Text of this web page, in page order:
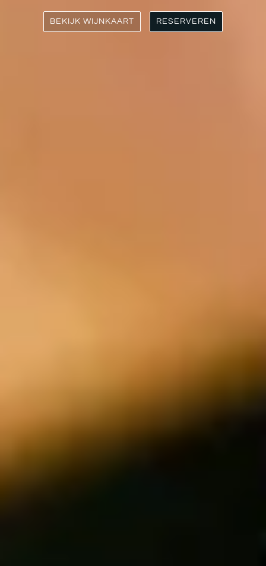
BEKIJK WIJNKAART RESERVEREN